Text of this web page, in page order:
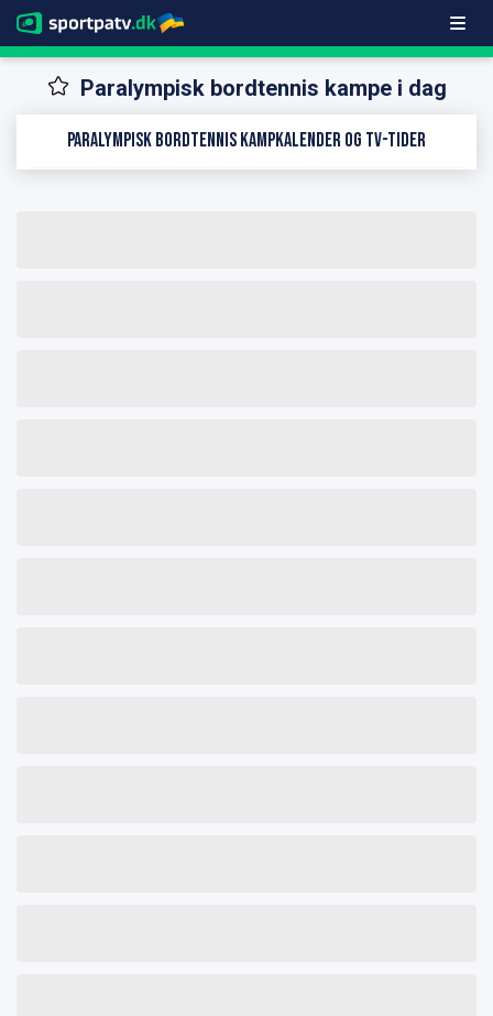
Paralympisk bordtennis kampe i dag
Paralympisk bordtennis kampkalender og TV-tider